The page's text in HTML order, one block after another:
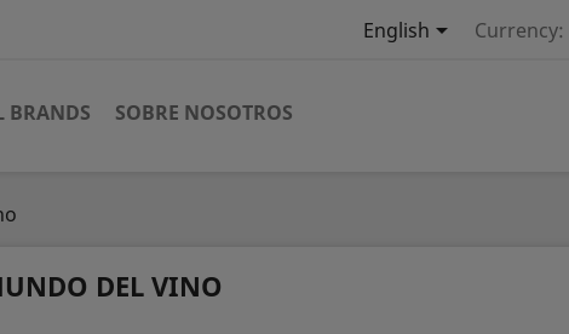
English Currency:
BRANDS SOBRE NOSOTROS
DEL VINO